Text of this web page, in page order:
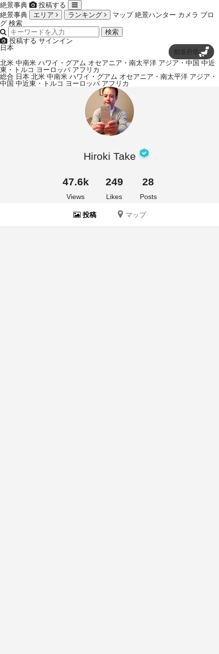
絶景事典
投稿する
絶景事典
エリア ランキング マップ 絶景ハンター カメラ ブロ
グ 検索
検索
投稿する サインイン
日本
都道府県
北米 中南米 ハワイ・グアム オセアニア・南太平洋 アジア・中国 中近
東・トルコ ヨーロッパ アフリカ
総合 日本 北米 中南米 ハワイ・グアム オセアニア・南太平洋 アジア・
中国 中近東・トルコ ヨーロッパ アフリカ
Hiroki Take
47.6k
Views
249
Likes
28
Posts
投稿 マップ